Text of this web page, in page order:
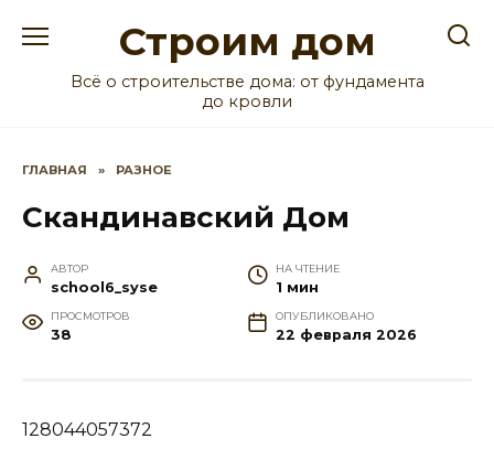
Строим дом
Всё о строительстве дома: от фундамента
до кровли
ГЛАВНАЯ » РАЗНОЕ
Скандинавский Дом
АВТОР
school6_syse
НА ЧТЕНИЕ
1 мин
ПРОСМОТРОВ
38
ОПУБЛИКОВАНО
22 февраля 2026
128044057372